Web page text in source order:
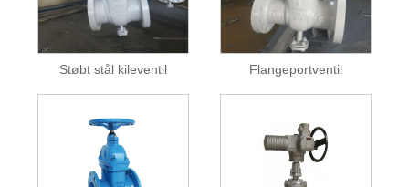
Støbt stål kileventil Flangeportventil